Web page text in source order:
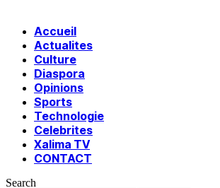
Accueil
Actualites
Culture
Diaspora
Opinions
Sports
Technologie
Celebrites
Xalima TV
CONTACT
Search